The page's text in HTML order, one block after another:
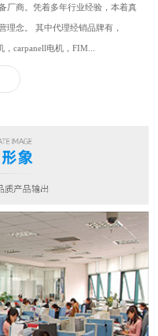
厂商。凭着多年行业经验，本着真
理念。 其中代理经销品牌有，
carpanell电机，FIM...